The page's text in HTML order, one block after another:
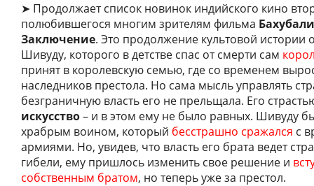
➤ Продолжает список новинок индийского кино
полюбившегося многим зрителям фильма
Заключение. Это продолжение культовой истории
Шивуду, которого в детстве спас от смерти сам
принят в королевскую семью, где со временем
наследников престола. Но сама мысль управлять
безграничную власть его не прельщала. Его
искусство– и в этом ему не было равных. Шивуду
храбрым воином, который бесстрашно сражался с
армиями. Но, увидев, что власть его брата ведет
гибели, ему пришлось изменить свое решение и
собственным братом, но теперь уже за престол.